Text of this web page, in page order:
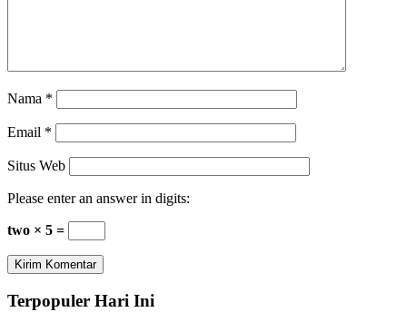
Nama *
Email *
Situs Web
Please enter an answer in digits:
two × 5 =
Terpopuler Hari Ini